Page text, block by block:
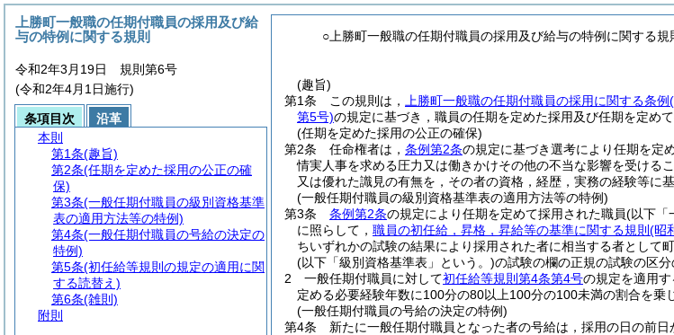
○上勝町一般職の任期付職員の採用及び給与の特例に関する規
(趣旨)
第1条
この規則は， 上勝町一般職の任期付職員の採用に関する条例
第5号)の規定に基づき，職員の任期を定めた採用及び任期を定め
(任期を定めた採用の公正の確保)
第2条
任命権者は， 条例第2条の規定に基づき選考により任期を定
情実人事を求める圧力又は働きかけその他の不当な影響を受ける
又は優れた識見の有無を，その者の資格，経歴，実務の経験等に
(一般任期付職員の級別資格基準表の適用方法等の特例)
第3条
条例第2条の規定により任期を定めて採用された職員(以下「
に照らして， 職員の初任給，昇格，昇給等の基準に関する規則 (昭
ちいずれかの試験の結果により採用された者に相当する者として
(以下「級別資格基準表」という。)の試験の欄の正規の試験の区
2
一般任期付職員に対して初任給等規則第4条第4号の規定を適用
定める必要経験年数に100分の80以上100分の100未満の割合を乗
(一般任期付職員の号給の決定の特例)
第4条
新たに一般任期付職員となった者の号給は，採用の日の前
上勝町一般職の任期付職員の採用及び給
与の特例に関する規則
令和2年3月19日 規則第6号
(令和2年4月1日施行)
条項目次
沿革
本則
第1条(趣旨)
第2条(任期を定めた採用の公正の確
保)
第3条(一般任期付職員の級別資格基準
表の適用方法等の特例)
第4条(一般任期付職員の号給の決定の
特例)
第5条(初任給等規則の規定の適用に関
する読替え)
第6条(雑則)
附則